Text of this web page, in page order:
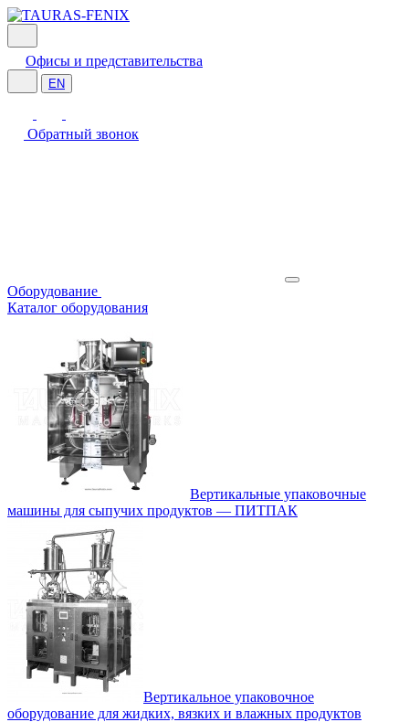
Офисы и представительства
EN
Обратный звонок
Оборудование
Каталог оборудования
Вертикальные упаковочные
машины для сыпучих продуктов — ПИТПАК
Вертикальное упаковочное
оборудование для жидких, вязких и влажных продуктов